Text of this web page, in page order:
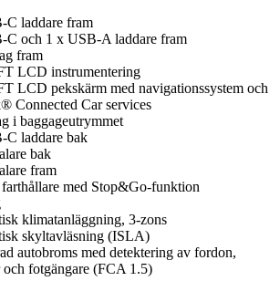
C laddare fram
C och 1 x USB-A laddare fram
fram
LCD instrumentering
LCD pekskärm med navigationssystem och
Connected Car services
i baggageutrymmet
C laddare bak
bak
fram
med Stop&Go-funktion
klimatanläggning, 3-zons
skyltavläsning (ISLA)
autobroms med detektering av fordon,
fotgängare (FCA 1.5)